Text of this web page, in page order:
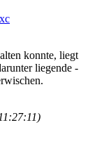
konnte, liegt
liegende -